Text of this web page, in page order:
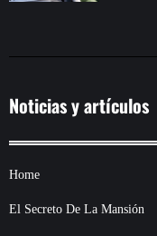
Noticias y artículos
Home
El Secreto De La Mansión